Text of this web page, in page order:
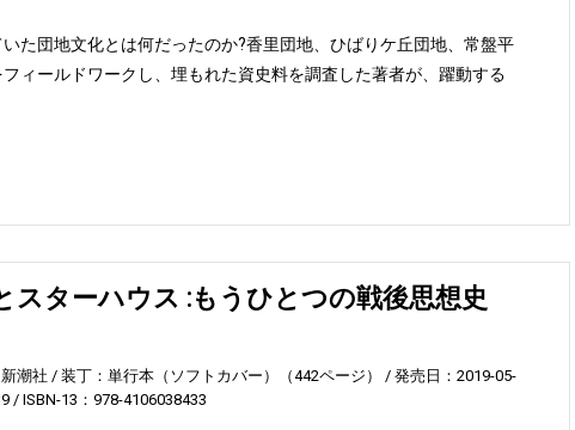
た団地文化とは何だったのか?香里団地、ひばりケ丘団地、常盤平
ィールドワークし、埋もれた資史料を調査した著者が、躍動する
スターハウス :もうひとつの戦後思想史
潮社 装丁：単行本（ソフトカバー）（442ページ）
発売日：2019-05-
ISBN-13：978-4106038433